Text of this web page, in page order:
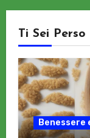
Ti Sei Perso
Benessere